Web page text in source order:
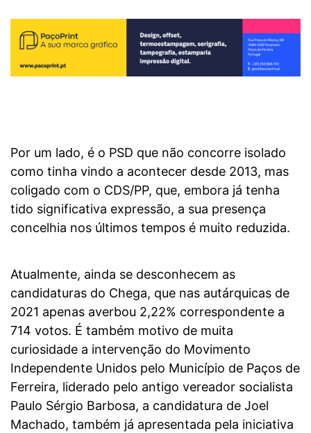
Por um lado, é o PSD que não concorre isolado
como tinha vindo a acontecer desde 2013, mas
coligado com o CDS/PP, que, embora já tenha
tido significativa expressão, a sua presença
concelhia nos últimos tempos é muito reduzida.
Atualmente, ainda se desconhecem as
candidaturas do Chega, que nas autárquicas de
2021 apenas averbou 2,22% correspondente a
714 votos. É também motivo de muita
curiosidade a intervenção do Movimento
Independente Unidos pelo Município de Paços de
Ferreira, liderado pelo antigo vereador socialista
Paulo Sérgio Barbosa, a candidatura de Joel
Machado, também já apresentada pela iniciativa